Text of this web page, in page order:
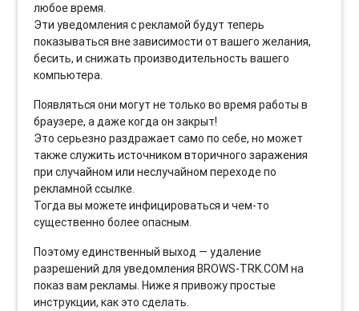
любое время.
Эти уведомления с рекламой будут теперь
показываться вне зависимости от вашего желания,
бесить, и снижать производительность вашего
компьютера.
Появляться они могут не только во время работы в
браузере, а даже когда он закрыт!
Это серьезно раздражает само по себе, но может
также служить источником вторичного заражения
при случайном или неслучайном переходе по
рекламной ссылке.
Тогда вы можете инфицироваться и чем-то
существенно более опасным.
Поэтому единственный выход — удаление
разрешений для уведомления BROWS-TRK.COM на
показ вам рекламы. Ниже я привожу простые
инструкции, как это сделать.